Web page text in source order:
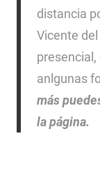
distancia
Vicente
anlgunas
más
la página.